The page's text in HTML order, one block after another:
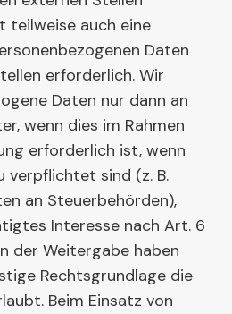
teilweise auch eine
Daten
erforderlich. Wir
Daten nur dann an
wenn dies im Rahmen
erforderlich ist, wenn
verpflichtet sind (z. B.
an Steuerbehörden),
Interesse nach Art. 6
der Weitergabe haben
Rechtsgrundlage die
Beim Einsatz von